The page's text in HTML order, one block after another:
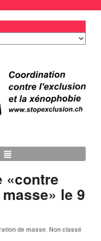
«contre
le 9
de masse Non classé